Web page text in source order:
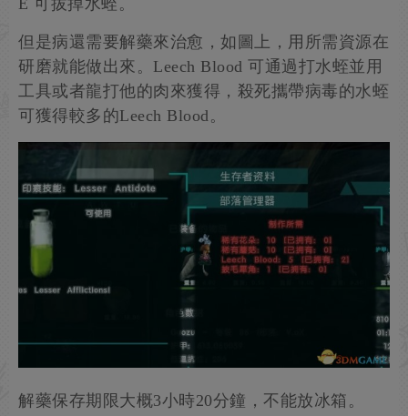
但是病還需要解藥來治愈，如圖上，用所需資源在
研磨就能做出來。Leech Blood 可通過打水蛭並用
工具或者龍打他的肉來獲得，殺死攜帶病毒的水蛭
可獲得較多的Leech Blood。
解藥保存期限大概3小時20分鐘，不能放冰箱。